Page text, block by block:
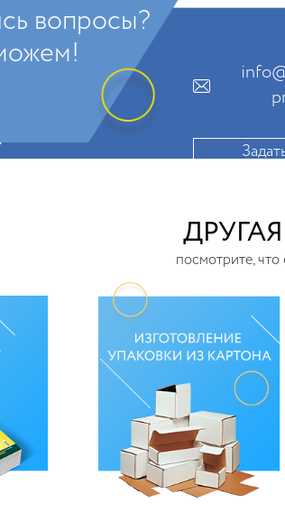
вопросы?
посмотрите, что